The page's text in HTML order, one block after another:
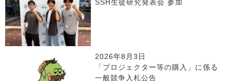
SSH生徒研究発表会 参加
2026年8月3日
「プロジェクター等の購入」に係る
一般競争入札公告